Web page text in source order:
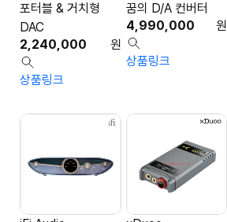
포터블 & 거치형
DAC
2,240,000
원
상품링크
꿈의 D/A 컨버터
4,990,000
원
상품링크